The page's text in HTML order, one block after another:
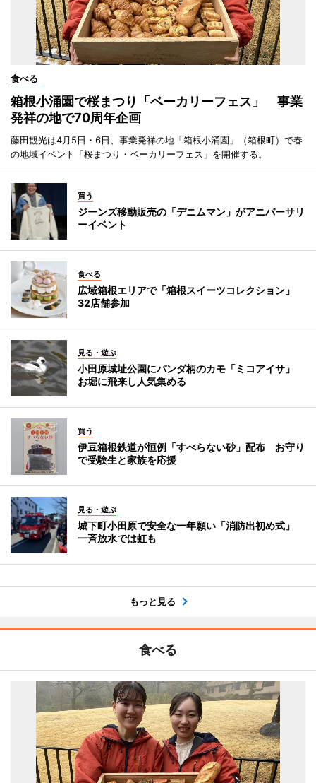
食べる
箱根小涌園で桜まつり「ベーカリーフェス」 事業
発祥の地で70周年企画
藤田観光は4月5日・6日、事業発祥の地「箱根小涌園」（箱根町）で春
の地域イベント「桜まつり・ベーカリーフェス」を開催する。
買う
ジーンズ移動販売の「デニムマン」がアニバーサリ
ーイベント
食べる
広域箱根エリアで「箱根スイーツコレクション」
32店舗参加
見る・遊ぶ
小田原城址公園にパンダ柄のカモ「ミコアイサ」
お堀に飛来し人気集める
買う
伊豆箱根鉄道が恒例「すべらない砂」配布 お守り
で受験生と家族を応援
見る・遊ぶ
城下町小田原で安全な一年願い「消防出初め式」
一斉放水では虹も
もっと見る
食べる